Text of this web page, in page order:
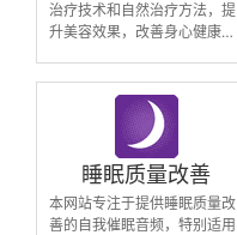
治疗技术和自然治疗方法，提
升美容效果，改善身心健康。
划，拥有美容效果。实际上，
我们拥有更多的控制权，催眠
治疗是提升控制力、增强身心
联系、重获青春的有效方法
睡眠质量改善
本网站专注于提供睡眠质量改
善的自我催眠音频，特别适用